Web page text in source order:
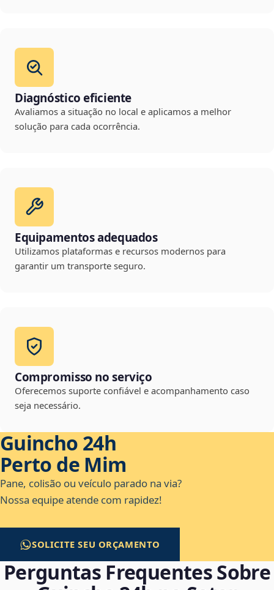
Diagnóstico eficiente
Avaliamos a situação no local e aplicamos a melhor
solução para cada ocorrência.
Equipamentos adequados
Utilizamos plataformas e recursos modernos para
garantir um transporte seguro.
Compromisso no serviço
Oferecemos suporte confiável e acompanhamento caso
seja necessário.
Guincho 24h
Perto de Mim
Pane, colisão ou veículo parado na via?
Nossa equipe atende com rapidez!
SOLICITE SEU ORÇAMENTO
Perguntas Frequentes Sobre